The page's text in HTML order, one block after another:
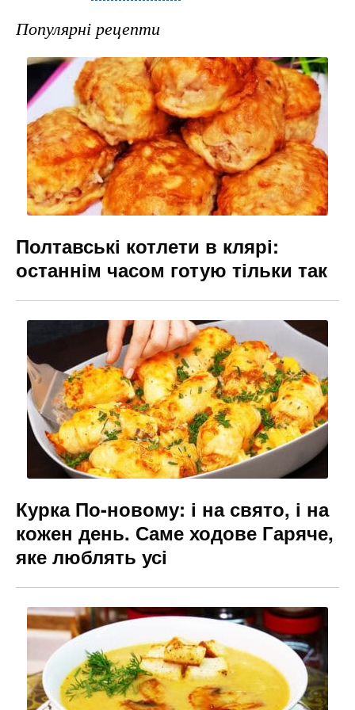
e
b
o
o
k
gr
a
m
e
n
g
er
Популярні рецепти
Полтавські котлети в клярі:
останнім часом готую тільки так
Курка По-новому: і на свято, і на
кожен день. Саме ходове Гаряче,
яке люблять усі